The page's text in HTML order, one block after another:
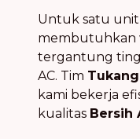
Untuk satu unit
membutuhkan
tergantung
AC. Tim
kami bekerja
kualitas Bersih